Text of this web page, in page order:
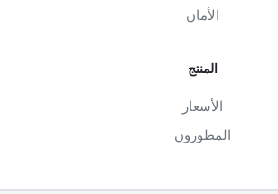
الأمان
المنتج
الأسعار
المطورون